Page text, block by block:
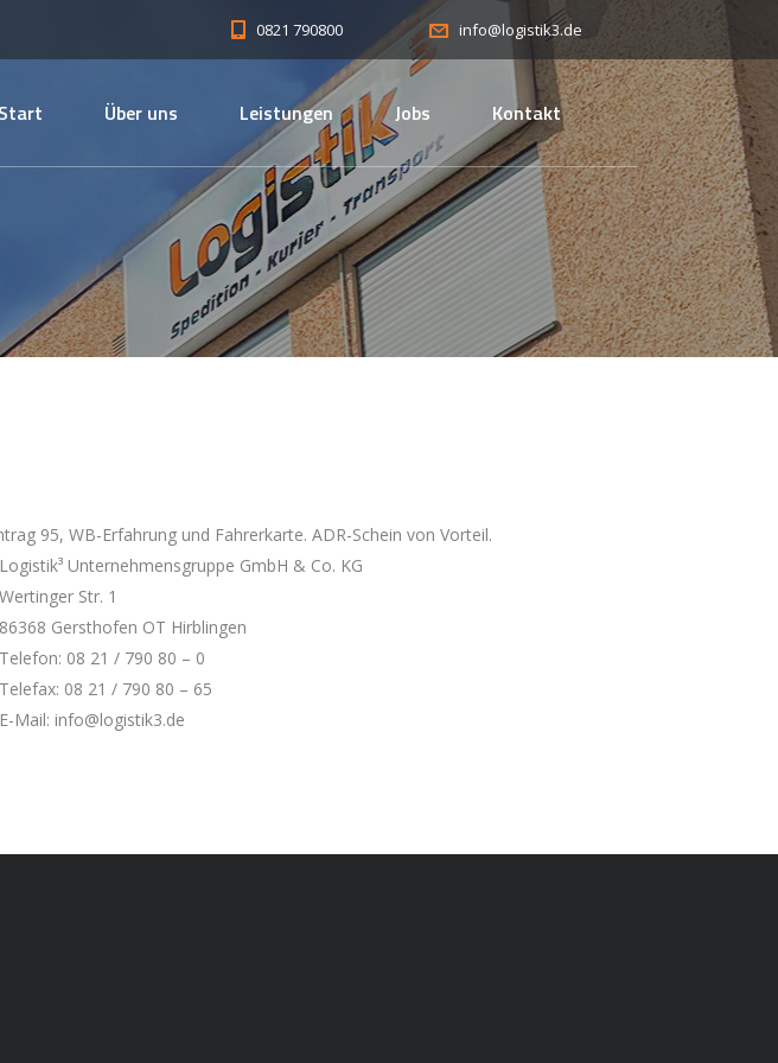
0821 790800 info@logistik3.de
Start Über uns Leistungen Jobs Kontakt
95, WB-Erfahrung und Fahrerkarte. ADR-Schein von Vorteil.
Logistik³ Unternehmensgruppe GmbH & Co. KG
Wertinger Str. 1
86368 Gersthofen OT Hirblingen
Telefon: 08 21 / 790 80 – 0
Telefax: 08 21 / 790 80 – 65
E-Mail: info@logistik3.de